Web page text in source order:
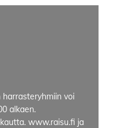
harrasteryhmiin voi
alkaen.
www.raisu.fi ja